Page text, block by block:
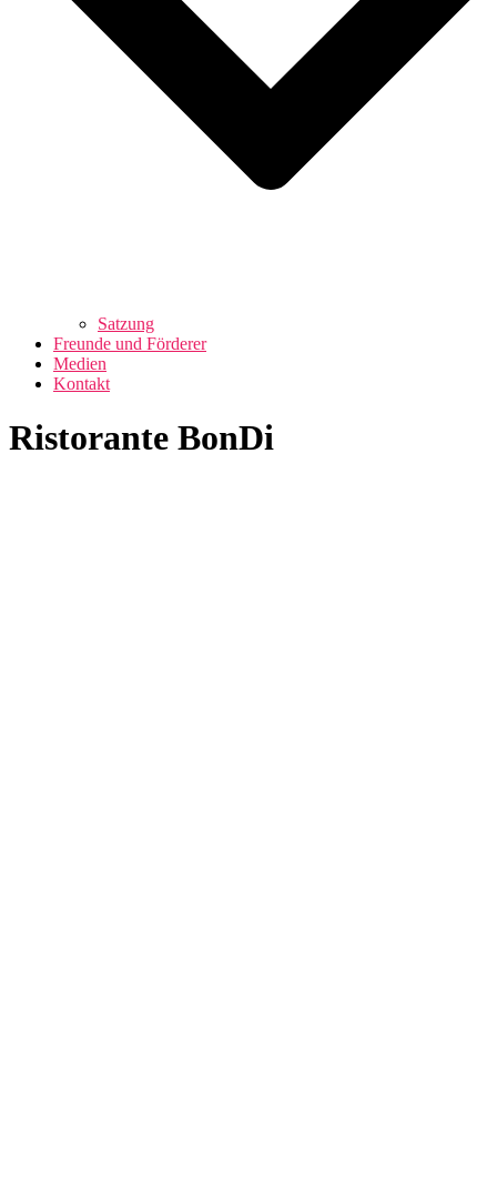
Satzung
Freunde und Förderer
Medien
Kontakt
Ristorante BonDi